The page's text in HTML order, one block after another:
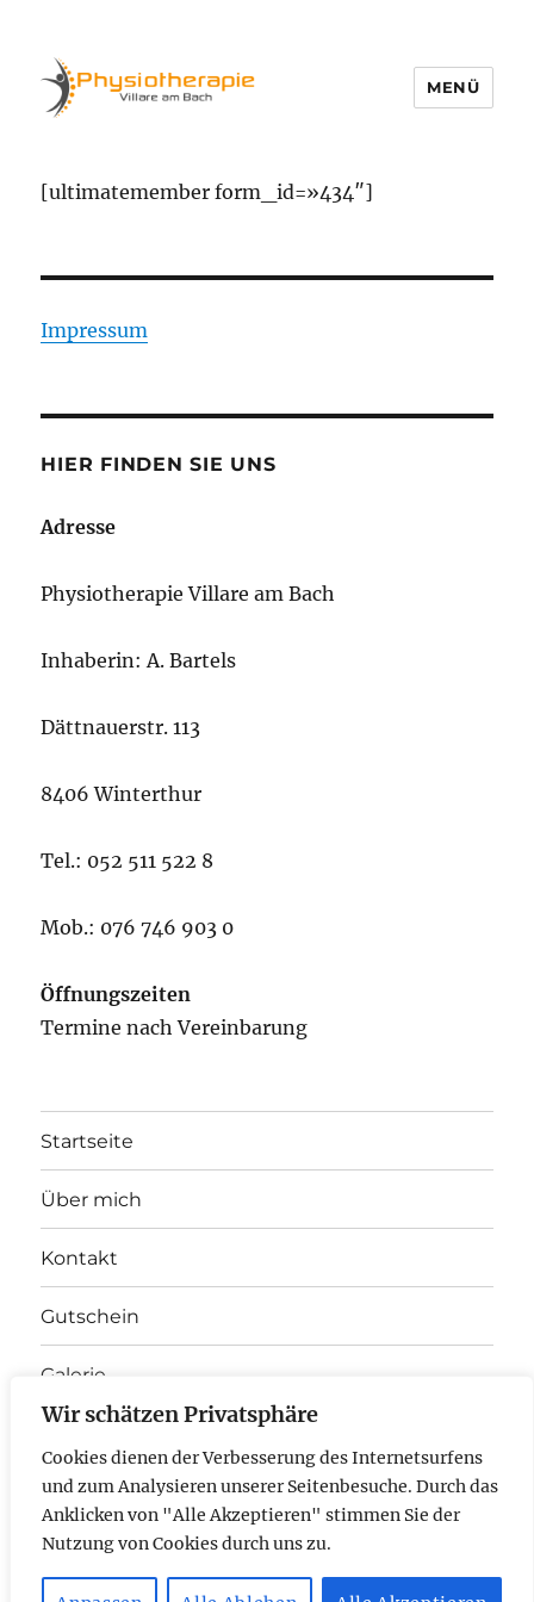
Wir schätzen Privatsphäre
Cookies dienen der Verbesserung des Internetsurfens
und zum Analysieren unserer Seitenbesuche. Durch das
Anklicken von "Alle Akzeptieren" stimmen Sie der
Nutzung von Cookies durch uns zu.
MENÜ
[ultimatemember form_id=»434″]
Impressum
HIER FINDEN SIE UNS
Adresse
Physiotherapie Villare am Bach
Inhaberin: A. Bartels
Dättnauerstr. 113
8406 Winterthur
Tel.: 052 511 522 8
Mob.: 076 746 903 0
Öffnungszeiten
Termine nach Vereinbarung
Startseite
Über mich
Kontakt
Gutschein
Galerie
anzeigen
E-
Mail